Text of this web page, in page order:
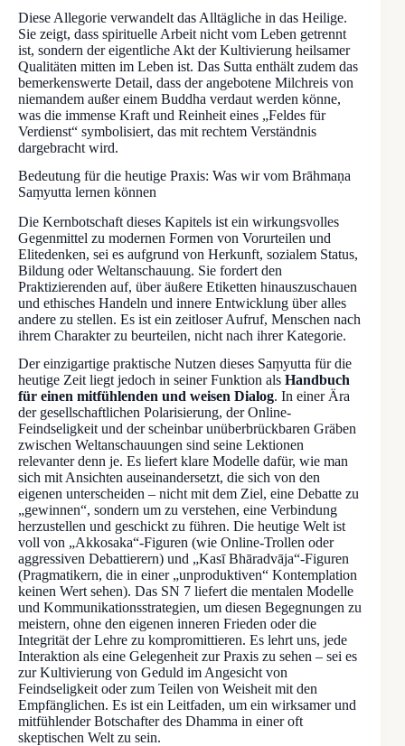
Diese Allegorie verwandelt das Alltägliche in das Heilige.
Sie zeigt, dass spirituelle Arbeit nicht vom Leben getrennt
ist, sondern der eigentliche Akt der Kultivierung heilsamer
Qualitäten mitten im Leben ist. Das Sutta enthält zudem das
bemerkenswerte Detail, dass der angebotene Milchreis von
niemandem außer einem Buddha verdaut werden könne,
was die immense Kraft und Reinheit eines „Feldes für
Verdienst“ symbolisiert, das mit rechtem Verständnis
dargebracht wird.
Bedeutung für die heutige Praxis: Was wir vom Brāhmaṇa
Saṃyutta lernen können
Die Kernbotschaft dieses Kapitels ist ein wirkungsvolles
Gegenmittel zu modernen Formen von Vorurteilen und
Elitedenken, sei es aufgrund von Herkunft, sozialem Status,
Bildung oder Weltanschauung. Sie fordert den
Praktizierenden auf, über äußere Etiketten hinauszuschauen
und ethisches Handeln und innere Entwicklung über alles
andere zu stellen. Es ist ein zeitloser Aufruf, Menschen nach
ihrem Charakter zu beurteilen, nicht nach ihrer Kategorie.
Der einzigartige praktische Nutzen dieses Saṃyutta für die
heutige Zeit liegt jedoch in seiner Funktion als Handbuch
für einen mitfühlenden und weisen Dialog. In einer Ära
der gesellschaftlichen Polarisierung, der Online-
Feindseligkeit und der scheinbar unüberbrückbaren Gräben
zwischen Weltanschauungen sind seine Lektionen
relevanter denn je. Es liefert klare Modelle dafür, wie man
sich mit Ansichten auseinandersetzt, die sich von den
eigenen unterscheiden – nicht mit dem Ziel, eine Debatte zu
„gewinnen“, sondern um zu verstehen, eine Verbindung
herzustellen und geschickt zu führen. Die heutige Welt ist
voll von „Akkosaka“-Figuren (wie Online-Trollen oder
aggressiven Debattierern) und „Kasī Bhāradvāja“-Figuren
(Pragmatikern, die in einer „unproduktiven“ Kontemplation
keinen Wert sehen). Das SN 7 liefert die mentalen Modelle
und Kommunikationsstrategien, um diesen Begegnungen zu
meistern, ohne den eigenen inneren Frieden oder die
Integrität der Lehre zu kompromittieren. Es lehrt uns, jede
Interaktion als eine Gelegenheit zur Praxis zu sehen – sei es
zur Kultivierung von Geduld im Angesicht von
Feindseligkeit oder zum Teilen von Weisheit mit den
Empfänglichen. Es ist ein Leitfaden, um ein wirksamer und
mitfühlender Botschafter des Dhamma in einer oft
skeptischen Welt zu sein.